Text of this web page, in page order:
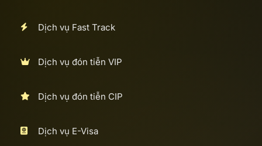
Dịch vụ Fast Track
Dịch vụ đón tiễn VIP
Dịch vụ đón tiễn CIP
Dịch vụ E-Visa